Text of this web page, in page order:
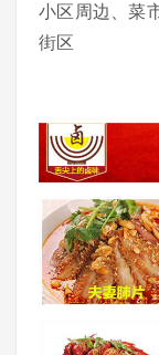
小区周边、菜
街区